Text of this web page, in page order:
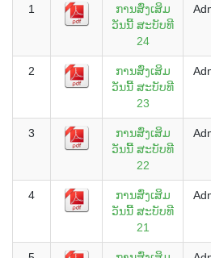
1
ການສົ່ງເສິມ
ວັນນີ້ ສະບັບທີ
24
2
ການສົ່ງເສິມ
ວັນນີ້ ສະບັບທີ
23
3
ການສົ່ງເສິມ
ວັນນີ້ ສະບັບທີ
22
4
ການສົ່ງເສິມ
ວັນນີ້ ສະບັບທີ
21